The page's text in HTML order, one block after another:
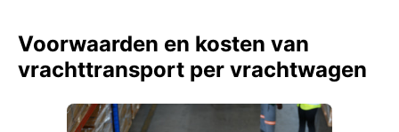
Voorwaarden en kosten van
vrachttransport per vrachtwagen